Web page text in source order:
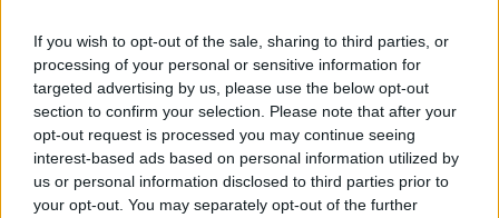
If you wish to opt-out of the sale, sharing to third parties, or
processing of your personal or sensitive information for
targeted advertising by us, please use the below opt-out
section to confirm your selection. Please note that after your
opt-out request is processed you may continue seeing
interest-based ads based on personal information utilized by
us or personal information disclosed to third parties prior to
your opt-out. You may separately opt-out of the further